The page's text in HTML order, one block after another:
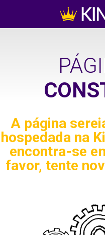
A página
hospedada na
encontra-se
favor, tente